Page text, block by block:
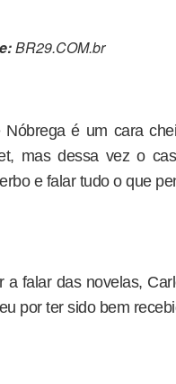
BR29.COM.br
Nóbrega é um cara
mas dessa vez o
e falar tudo o que
a falar das novelas,
por ter sido bem